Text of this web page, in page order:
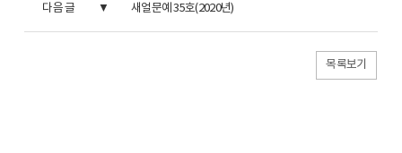
다음 글 새얼문예 35호(2020년)
목록보기